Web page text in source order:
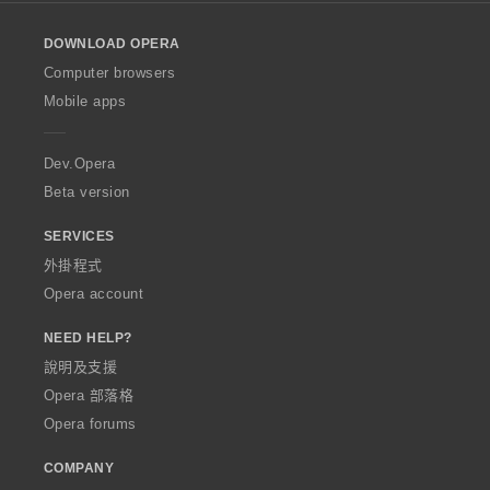
w
O
p
a
DOWNLOAD OPERA
Computer browsers
Mobile apps
Dev.Opera
Beta version
SERVICES
外掛程式
Opera account
NEED HELP?
說明及支援
Opera 部落格
Opera forums
COMPANY